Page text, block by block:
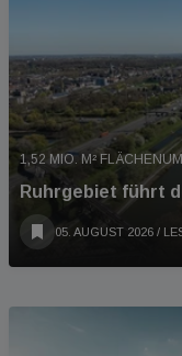
1,52 MIO. M²
Ruhrgebiet führt
05. AUGUST 2026 /